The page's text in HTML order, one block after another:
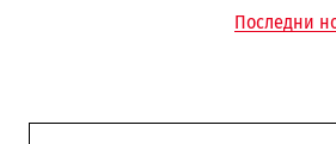
Последни